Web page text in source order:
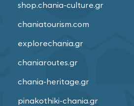
shop.chania-culture.gr
chaniatourism.com
explorechania.gr
chaniaroutes.gr
chania-heritage.gr
pinakothiki-chania.gr